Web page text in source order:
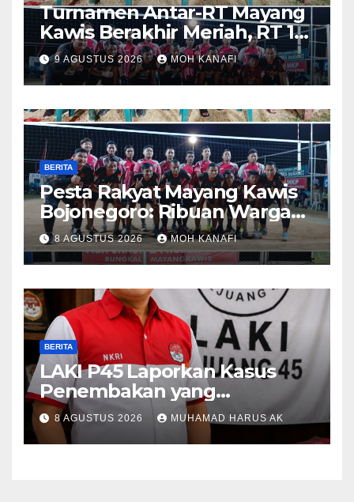
Turnamen Antar-RT Mayang
Kawis Berakhir Meriah, RT 11
dan RT 05 Jadi Sorotan
9 AGUSTUS 2026 MOH KANAFI
BERITA
​Pesta Rakyat Mayang Kawis
Bojonegoro: Ribuan Warga
Tumplek Blek Saksikan Final
Voli, Kades 3 Periode Dipuji
Setinggi Langit
8 AGUSTUS 2026 MOH KANAFI
BERITA
LAKI P45 Laporkan Kasus
Penembakan yang
Tewaskan Terduga Pencuri
Durian oleh Oknum Pegawai
Lapas Lubuklinggau
8 AGUSTUS 2026 MUHAMAD HARUS AK